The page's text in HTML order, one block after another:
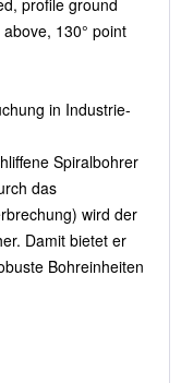
profile ground
130° point
in Industrie-
Spiralbohrer
das
wird der
Damit bietet er
Bohreinheiten